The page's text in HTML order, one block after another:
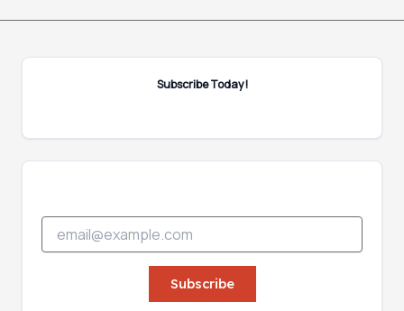
Subscribe Today!
a
i
l
*
E
Subscribe